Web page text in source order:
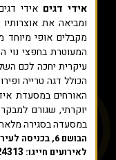
אידי דגים אידי
ומביאה את
מקבלים אופי מיוחד
המעוטרת בחפצי נוי
עיקרית יחכה לכם
הכולל דגה טרייה
האורחים במסעדת
יוקרתי, שגורם
במסעדה בסגירה מלאה או חלקית
הבושם 6, בכניסה לעיר, אשדוד
לאירועים חייגו: